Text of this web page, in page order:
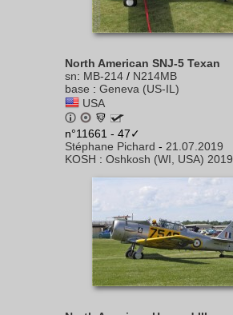
North American SNJ-5 Texan
sn: MB-214 / N214MB
base : Geneva (US-IL)
USA
n°11661 - 47✓
Stéphane Pichard - 21.07.2019
KOSH : Oshkosh (WI, USA) 2019